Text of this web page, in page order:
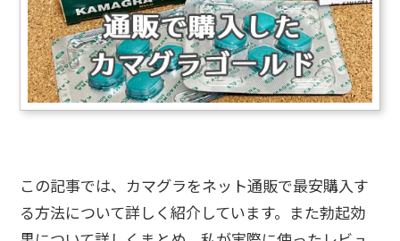
この記事では、カマグラをネット通販で最安購入す
る方法について詳しく紹介しています。また勃起効